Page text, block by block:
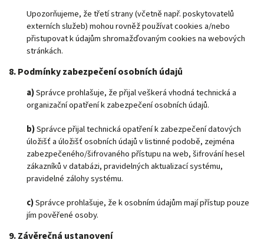
Upozorňujeme, že třetí strany (včetně např. poskytovatelů
externích služeb) mohou rovněž používat cookies a/nebo
přistupovat k údajům shromažďovaným cookies na webových
stránkách.
8. Podmínky zabezpečení osobních údajů
a)Správce prohlašuje, že přijal veškerá vhodná technická a
organizační opatření k zabezpečení osobních údajů.
b)Správce přijal technická opatření k zabezpečení datových
úložišť a úložišť osobních údajů v listinné podobě, zejména
zabezpečeného/šifrovaného přístupu na web, šifrování hesel
zákazníků v databázi, pravidelných aktualizací systému,
pravidelné zálohy systému.
c)Správce prohlašuje, že k osobním údajům mají přístup pouze
jím pověřené osoby.
9. Závěrečná ustanovení